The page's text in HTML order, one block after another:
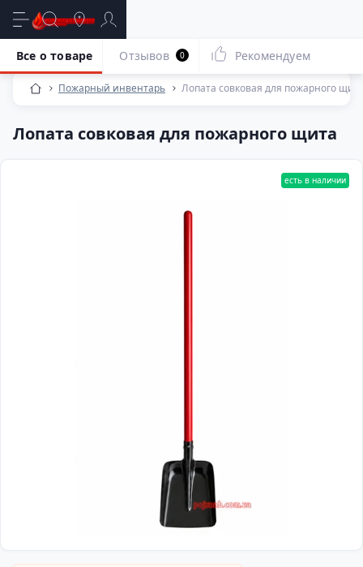
Пожарный инвентарь Лопата совковая для пожарного
Лопата совковая для пожарного щита
Все о товаре Отзывов 0 Рекомендуем
есть в наличии